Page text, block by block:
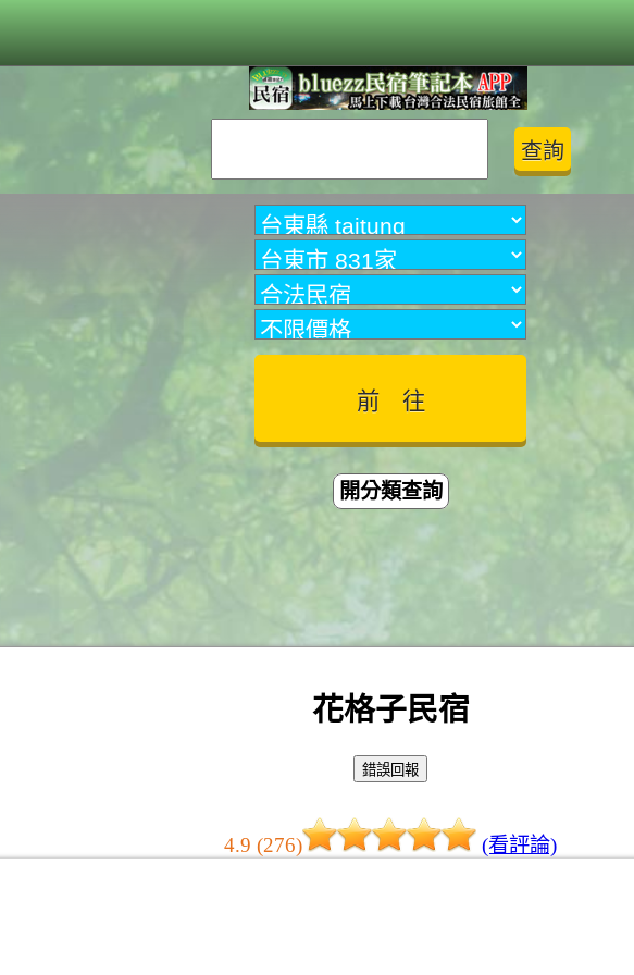
開分類查詢
花格子民宿
4.9 (276)
(看評論)